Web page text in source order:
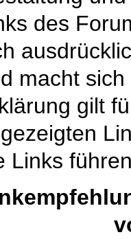
des
macht
gilt
Links